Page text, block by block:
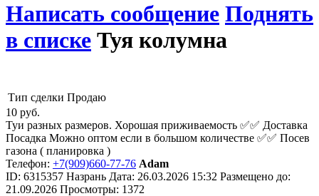
Написать сообщение Поднять
в списке Туя колумна
Тип сделки Продаю
10 руб.
Туи разных размеров. Хорошая приживаемость ✅✅ Доставка
Посадка Можно оптом если в большом количестве ✅✅ Посев
газона ( планировка )
Телефон: +7(909)660-77-76 Adam
ID: 6315357 Назрань Дата: 26.03.2026 15:32 Размещено до:
21.09.2026 Просмотры: 1372